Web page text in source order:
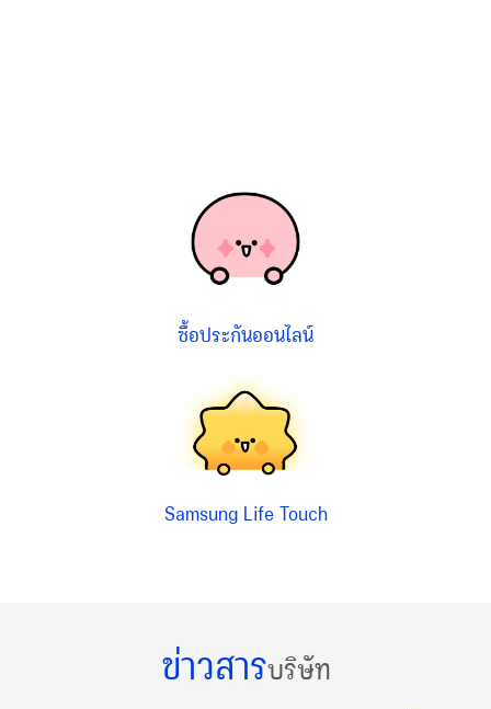
ซื้อประกันออนไลน์
Samsung Life Touch
ข่าวสารบริษัท